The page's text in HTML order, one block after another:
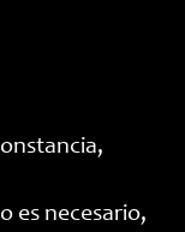
es necesario,